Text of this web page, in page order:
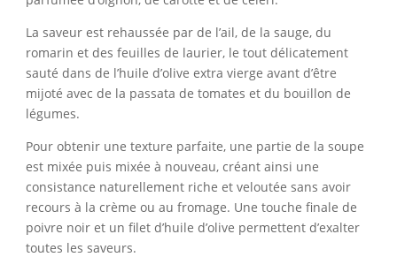
La saveur est rehaussée par de l’ail, de la sauge, du
romarin et des feuilles de laurier, le tout délicatement
sauté dans de l’huile d’olive extra vierge avant d’être
mijoté avec de la passata de tomates et du bouillon de
légumes.
Pour obtenir une texture parfaite, une partie de la soupe
est mixée puis mixée à nouveau, créant ainsi une
consistance naturellement riche et veloutée sans avoir
recours à la crème ou au fromage. Une touche finale de
poivre noir et un filet d’huile d’olive permettent d’exalter
toutes les saveurs.